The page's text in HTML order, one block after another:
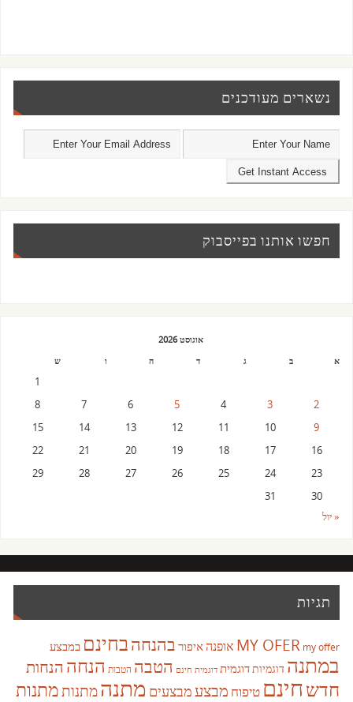
נשארים מעודכנים
חפשו אותנו בפייסבוק
אוגוסט 2026
א
ב ג ד ה ו ש
1
2
3
4
5
6
7
8
9
10
11
12
13
14
15
16
17
18
19
20
21
22
23
24
25
26
27
28
29
30
31
« יול
תגיות
MY OFER my offer אופנהאיפור בהנחהבחינם במבצע
במתנה דוגמיותדוגמית דוגמית חינם הטבה הטבות הנחה הנחות
חדשחינם טיפוח מבצעמבצעים מתנהמתנותמתנות